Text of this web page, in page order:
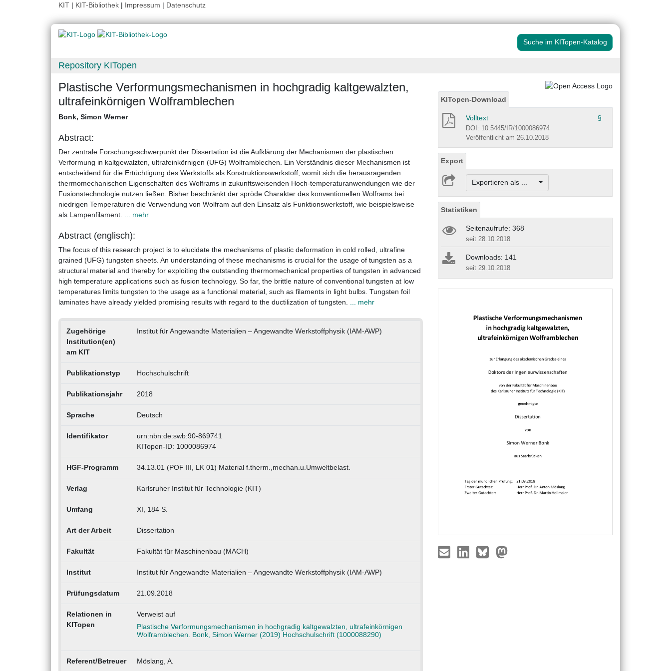
KIT | KIT-Bibliothek | Impressum | Datenschutz
Suche im KITopen-Katalog
Repository KITopen
Plastische Verformungsmechanismen in hochgradig kaltgewalzten,
ultrafeinkörnigen Wolframblechen
Bonk, Simon Werner
Abstract:
Der zentrale Forschungsschwerpunkt der Dissertation ist die Aufklärung der Mechanismen der plastischen
Verformung in kaltgewalzten, ultrafeinkörnigen (UFG) Wolframblechen. Ein Verständnis dieser Mechanismen ist
entscheidend für die Ertüchtigung des Werkstoffs als Konstruktionswerkstoff, womit sich die herausragenden
thermomechanischen Eigenschaften des Wolframs in zukunftsweisenden Hoch-temperaturanwendungen wie der
Fusionstechnologie nutzen ließen. Bisher beschränkt der spröde Charakter des konventionellen Wolframs bei
niedrigen Temperaturen die Verwendung von Wolfram auf den Einsatz als Funktionswerkstoff, wie beispielsweise
als Lampenfilament. ... mehr
Abstract (englisch):
The focus of this research project is to elucidate the mechanisms of plastic deformation in cold rolled, ultrafine
grained (UFG) tungsten sheets. An understanding of these mechanisms is crucial for the usage of tungsten as a
structural material and thereby for exploiting the outstanding thermomechanical properties of tungsten in advanced
high temperature applications such as fusion technology. So far, the brittle nature of conventional tungsten at low
temperatures limits tungsten to the usage as a functional material, such as filaments in light bulbs. Tungsten foil
laminates have already yielded promising results with regard to the ductilization of tungsten. ... mehr
Zugehörige
Institution(en)
am KIT
Institut für Angewandte Materialien – Angewandte Werkstoffphysik (IAM-AWP)
Publikationstyp Hochschulschrift
Publikationsjahr 2018
Sprache Deutsch
Identifikator
urn:nbn:de:swb:90-869741
KITopen-ID: 1000086974
HGF-Programm 34.13.01 (POF III, LK 01) Material f.therm.,mechan.u.Umweltbelast.
Verlag Karlsruher Institut für Technologie (KIT)
Umfang XI, 184 S.
Art der Arbeit Dissertation
Fakultät Fakultät für Maschinenbau (MACH)
Institut Institut für Angewandte Materialien – Angewandte Werkstoffphysik (IAM-AWP)
Prüfungsdatum 21.09.2018
Relationen in
KITopen
Verweist auf
Plastische Verformungsmechanismen in hochgradig kaltgewalzten, ultrafeinkörnigen
Wolframblechen. Bonk, Simon Werner (2019) Hochschulschrift (1000088290)
Referent/Betreuer Möslang, A.
KITopen-Download
Volltext §
DOI: 10.5445/IR/1000086974
Veröffentlicht am 26.10.2018
Export
Exportieren als ...
Statistiken
Seitenaufrufe: 368
seit 28.10.2018
Downloads: 141
seit 29.10.2018